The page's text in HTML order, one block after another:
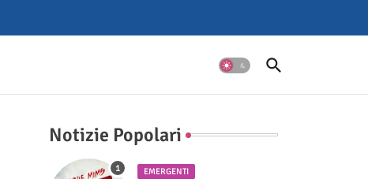
Notizie Popolari
EMERGENTI